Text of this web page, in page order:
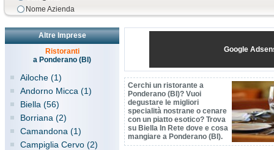
Nome Azienda
Altre Imprese
Ristoranti
a Ponderano (BI)
Ailoche (1)
Andorno Micca (1)
Biella (56)
Borriana (2)
Camandona (1)
Campiglia Cervo (2)
Google
Cerchi un ristorante a
Ponderano (BI)? Vuoi
degustare le migliori
specialità nostrane o cenare
con un piatto esotico? Trova
su Biella In Rete dove e cosa
mangiare a Ponderano (BI).